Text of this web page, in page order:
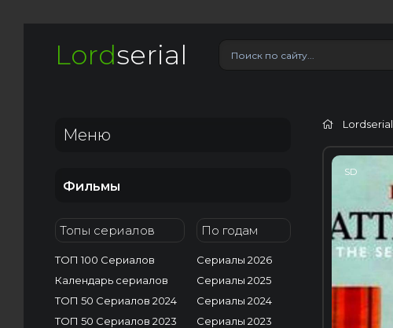
Lordserial
Меню
Фильмы
Топы сериалов
ТОП 100 Сериалов
Календарь сериалов
ТОП 50 Сериалов 2024
ТОП 50 Сериалов 2023
По годам
Сериалы 2026
Сериалы 2025
Сериалы 2024
Сериалы 2023
Lordserial
SD